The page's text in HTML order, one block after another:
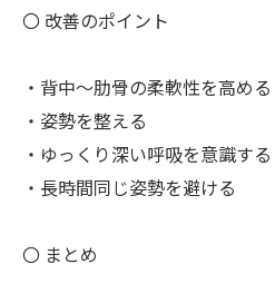
〇 改善のポイント
・背中～肋骨の柔軟性を高める
・姿勢を整える
・ゆっくり深い呼吸を意識する
・長時間同じ姿勢を避ける
〇 まとめ